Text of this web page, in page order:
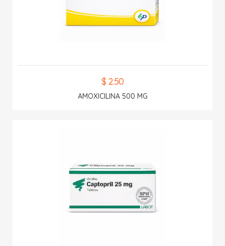
$ 2.50
AMOXICILINA 500 MG